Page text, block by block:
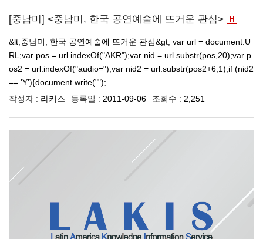
[중남미] <중남미, 한국 공연예술에 뜨거운 관심>
&lt;중남미, 한국 공연예술에 뜨거운 관심&gt; var url = document.U
RL;var pos = url.indexOf("AKR");var nid = url.substr(pos,20);var p
os2 = url.indexOf("audio=");var nid2 = url.substr(pos2+6,1);if (nid2
== 'Y'){document.write("");…
작성자 : 라키스 등록일 : 2011-09-06 조회수 : 2,251